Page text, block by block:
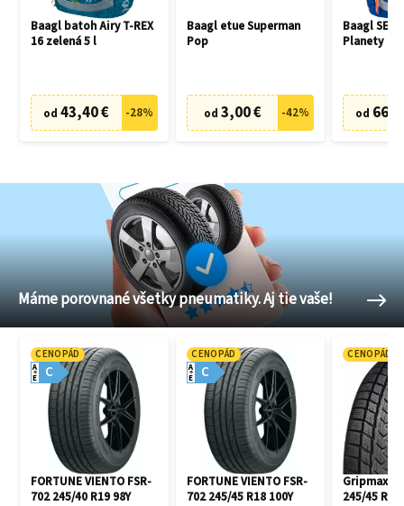
Baagl batoh Airy T-REX
16 zelená 5 l
od 43,40 € -28%
Baagl etue Superman
Pop
od 3,00 € -42%
Baagl SET
Planety
od
Máme porovnané všetky pneumatiky. Aj tie vaše!
CENOPÁD
C
A
E
FORTUNE VIENTO FSR-
702 245/40 R19 98Y
CENOPÁD
C
A
E
FORTUNE VIENTO FSR-
702 245/45 R18 100Y
CENOPÁD
Gripmax
245/45 R18